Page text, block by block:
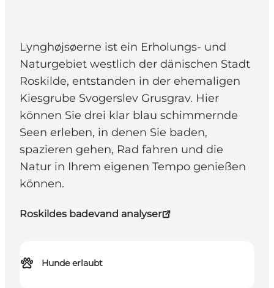
Lynghøjsøerne ist ein Erholungs- und
Naturgebiet westlich der dänischen Stadt
Roskilde, entstanden in der ehemaligen
Kiesgrube Svogerslev Grusgrav. Hier
können Sie drei klar blau schimmernde
Seen erleben, in denen Sie baden,
spazieren gehen, Rad fahren und die
Natur in Ihrem eigenen Tempo genießen
können.
Roskildes badevand analyser
Hunde erlaubt